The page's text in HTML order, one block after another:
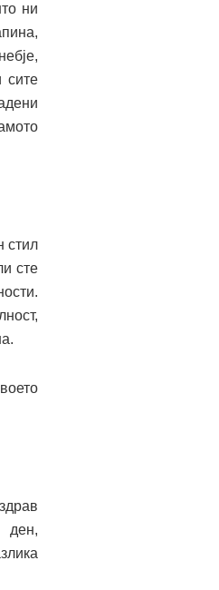
ни
сите
стил
сте
ден,